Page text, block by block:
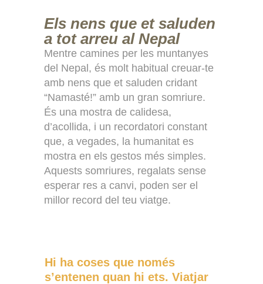
Els nens que et saluden
a tot arreu al Nepal
Mentre camines per les muntanyes
del Nepal, és molt habitual creuar-te
amb nens que et saluden cridant
“Namasté!” amb un gran somriure.
És una mostra de calidesa,
d’acollida, i un recordatori constant
que, a vegades, la humanitat es
mostra en els gestos més simples.
Aquests somriures, regalats sense
esperar res a canvi, poden ser el
millor record del teu viatge.
Hi ha coses que només
s’entenen quan hi ets. Viatjar